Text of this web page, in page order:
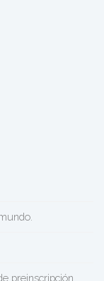
preinscripción